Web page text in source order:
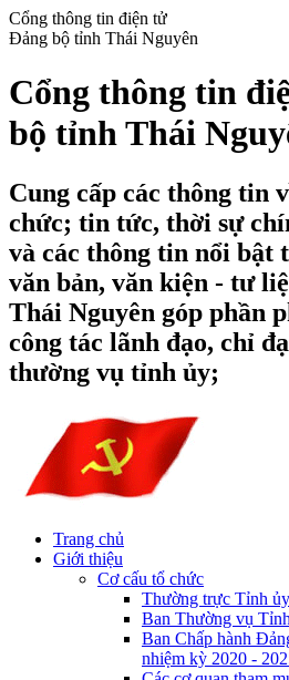
Cổng thông tin điện tử
Đảng bộ tỉnh Thái Nguyên
Cổng thông tin
bộ tỉnh Thái
Cung cấp các thông tin
chức; tin tức, thời sự
và các thông tin nổi bật
văn bản, văn kiện - tư
Thái Nguyên góp phần
công tác lãnh đạo, chỉ
thường vụ tỉnh ủy;
Trang chủ
Giới thiệu
Cơ cấu tổ chức
Thường trực Tỉnh ủy
Ban Thường vụ
Ban Chấp hành
nhiệm kỳ 2020 -